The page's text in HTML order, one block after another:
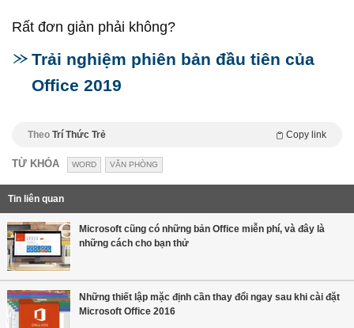
Rất đơn giản phải không?
Trải nghiệm phiên bản đầu tiên của
Office 2019
Theo Trí Thức Trẻ Copy link
TỪ KHÓA WORD VĂN PHÒNG
Tin liên quan
Microsoft cũng có những bản Office miễn phí, và đây là
những cách cho bạn thử
Những thiết lập mặc định cần thay đổi ngay sau khi cài đặt
Microsoft Office 2016